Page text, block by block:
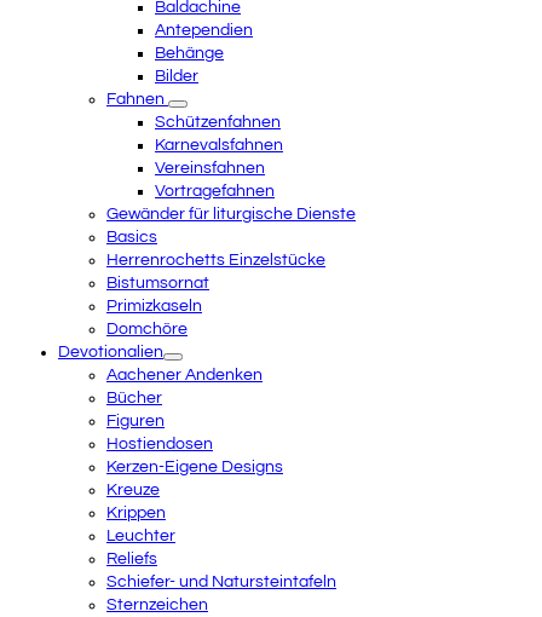
Baldachine
Antependien
Behänge
Bilder
Fahnen
Schützenfahnen
Karnevalsfahnen
Vereinsfahnen
Vortragefahnen
Gewänder für liturgische Dienste
Basics
Herrenrochetts Einzelstücke
Bistumsornat
Primizkaseln
Domchöre
Devotionalien
Aachener Andenken
Bücher
Figuren
Hostiendosen
Kerzen-Eigene Designs
Kreuze
Krippen
Leuchter
Reliefs
Schiefer- und Natursteintafeln
Sternzeichen